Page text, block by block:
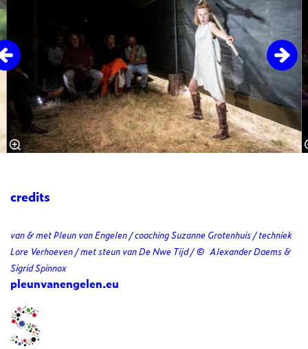
credits
van & met Pleun van Engelen / coaching Suzanne Grotenhuis / techniek
Lore Verhoeven / met steun van De Nwe Tijd / © Alexander Daems &
Sigrid Spinnox
pleunvanengelen.eu